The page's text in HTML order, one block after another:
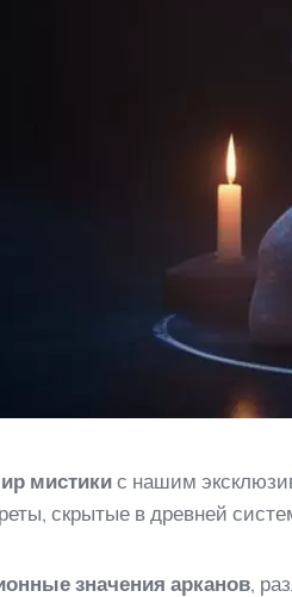
мистики с нашим
скрытые в древней
значения арканов,